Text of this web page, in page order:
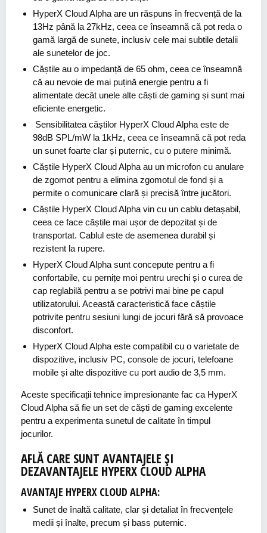
HyperX Cloud Alpha are un răspuns în frecvență de la
13Hz până la 27kHz, ceea ce înseamnă că pot reda o
gamă largă de sunete, inclusiv cele mai subtile detalii
ale sunetelor de joc.
Căștile au o impedanță de 65 ohm, ceea ce înseamnă
că au nevoie de mai puțină energie pentru a fi
alimentate decât unele alte căști de gaming și sunt mai
eficiente energetic.
Sensibilitatea căștilor HyperX Cloud Alpha este de
98dB SPL/mW la 1kHz, ceea ce înseamnă că pot reda
un sunet foarte clar și puternic, cu o putere minimă.
Căștile HyperX Cloud Alpha au un microfon cu anulare
de zgomot pentru a elimina zgomotul de fond și a
permite o comunicare clară și precisă între jucători.
Căștile HyperX Cloud Alpha vin cu un cablu detașabil,
ceea ce face căștile mai ușor de depozitat și de
transportat. Cablul este de asemenea durabil și
rezistent la rupere.
HyperX Cloud Alpha sunt concepute pentru a fi
confortabile, cu pernițe moi pentru urechi și o curea de
cap reglabilă pentru a se potrivi mai bine pe capul
utilizatorului. Această caracteristică face căștile
potrivite pentru sesiuni lungi de jocuri fără să provoace
disconfort.
HyperX Cloud Alpha este compatibil cu o varietate de
dispozitive, inclusiv PC, console de jocuri, telefoane
mobile și alte dispozitive cu port audio de 3,5 mm.
Aceste specificații tehnice impresionante fac ca HyperX
Cloud Alpha să fie un set de căști de gaming excelente
pentru a experimenta sunetul de calitate în timpul
jocurilor.
AFLĂ CARE SUNT AVANTAJELE ȘI
DEZAVANTAJELE HYPERX CLOUD ALPHA
AVANTAJE HYPERX CLOUD ALPHA:
Sunet de înaltă calitate, clar și detaliat în frecvențele
medii și înalte, precum și bass puternic.